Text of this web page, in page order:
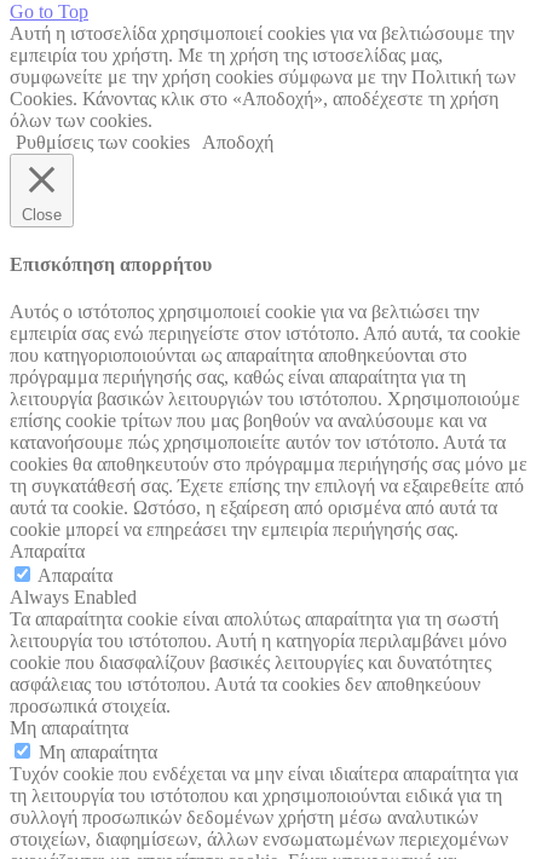
Go to Top
Αυτή η ιστοσελίδα χρησιμοποιεί cookies για να βελτιώσουμε την
εμπειρία του χρήστη. Με τη χρήση της ιστοσελίδας μας,
συμφωνείτε με την χρήση cookies σύμφωνα με την Πολιτική των
Cookies. Κάνοντας κλικ στο «Αποδοχή», αποδέχεστε τη χρήση
όλων των cookies.
Ρυθμίσεις των cookies
Αποδοχή
Close
Επισκόπηση απορρήτου
Αυτός ο ιστότοπος χρησιμοποιεί cookie για να βελτιώσει την
εμπειρία σας ενώ περιηγείστε στον ιστότοπο. Από αυτά, τα cookie
που κατηγοριοποιούνται ως απαραίτητα αποθηκεύονται στο
πρόγραμμα περιήγησής σας, καθώς είναι απαραίτητα για τη
λειτουργία βασικών λειτουργιών του ιστότοπου. Χρησιμοποιούμε
επίσης cookie τρίτων που μας βοηθούν να αναλύσουμε και να
κατανοήσουμε πώς χρησιμοποιείτε αυτόν τον ιστότοπο. Αυτά τα
cookies θα αποθηκευτούν στο πρόγραμμα περιήγησής σας μόνο με
τη συγκατάθεσή σας. Έχετε επίσης την επιλογή να εξαιρεθείτε από
αυτά τα cookie. Ωστόσο, η εξαίρεση από ορισμένα από αυτά τα
cookie μπορεί να επηρεάσει την εμπειρία περιήγησής σας.
Απαραίτα
Απαραίτα
Always Enabled
Τα απαραίτητα cookie είναι απολύτως απαραίτητα για τη σωστή
λειτουργία του ιστότοπου. Αυτή η κατηγορία περιλαμβάνει μόνο
cookie που διασφαλίζουν βασικές λειτουργίες και δυνατότητες
ασφάλειας του ιστότοπου. Αυτά τα cookies δεν αποθηκεύουν
προσωπικά στοιχεία.
Μη απαραίτητα
Μη απαραίτητα
Τυχόν cookie που ενδέχεται να μην είναι ιδιαίτερα απαραίτητα για
τη λειτουργία του ιστότοπου και χρησιμοποιούνται ειδικά για τη
συλλογή προσωπικών δεδομένων χρήστη μέσω αναλυτικών
στοιχείων, διαφημίσεων, άλλων ενσωματωμένων περιεχομένων